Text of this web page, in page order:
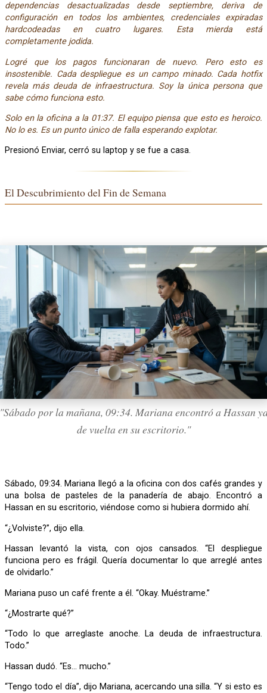
dependencias desactualizadas desde septiembre, deriva de
configuración en todos los ambientes, credenciales expiradas
hardcodeadas en cuatro lugares. Esta mierda está
completamente jodida.
Logré que los pagos funcionaran de nuevo. Pero esto es
insostenible. Cada despliegue es un campo minado. Cada hotfix
revela más deuda de infraestructura. Soy la única persona que
sabe cómo funciona esto.
Solo en la oficina a la 01:37. El equipo piensa que esto es heroico.
No lo es. Es un punto único de falla esperando explotar.
Presionó Enviar, cerró su laptop y se fue a casa.
El Descubrimiento del Fin de Semana
por la mañana, 09:34. Mariana encontró a Hassan
de vuelta en su escritorio."
Sábado, 09:34. Mariana llegó a la oficina con dos cafés grandes y
una bolsa de pasteles de la panadería de abajo. Encontró a
Hassan en su escritorio, viéndose como si hubiera dormido ahí.
“¿Volviste?”, dijo ella.
Hassan levantó la vista, con ojos cansados. “El despliegue
funciona pero es frágil. Quería documentar lo que arreglé antes
de olvidarlo.”
Mariana puso un café frente a él. “Okay. Muéstrame.”
“¿Mostrarte qué?”
“Todo lo que arreglaste anoche. La deuda de infraestructura.
Todo.”
Hassan dudó. “Es… mucho.”
“Tengo todo el día”, dijo Mariana, acercando una silla. “Y si esto es